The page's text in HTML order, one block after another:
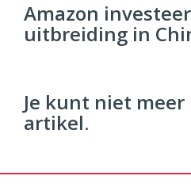
Commerce https://
96 54
Amazon
uitbreiding in
Je kunt niet
artikel.